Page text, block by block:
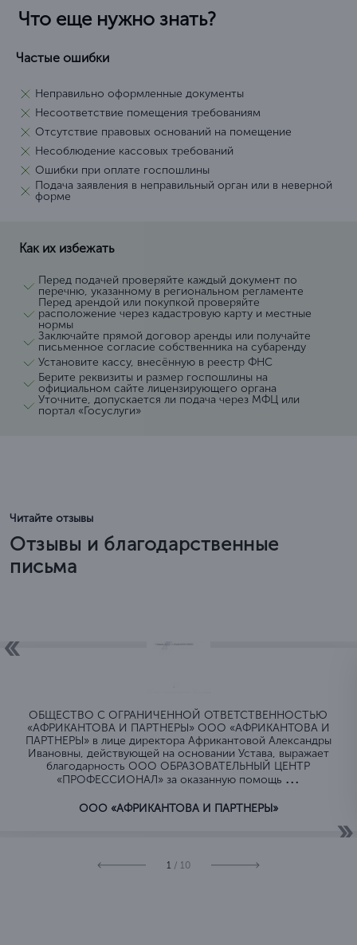
Что еще нужно знать?
Частые ошибки
Неправильно оформленные документы
Несоответствие помещения требованиям
Отсутствие правовых оснований на помещение
Несоблюдение кассовых требований
Ошибки при оплате госпошлины
Подача заявления в неправильный орган или в неверной
форме
Как их избежать
Перед подачей проверяйте каждый документ по
перечню, указанному в региональном регламенте
Перед арендой или покупкой проверяйте
расположение через кадастровую карту и местные
нормы
Заключайте прямой договор аренды или получайте
письменное согласие собственника на субаренду
Установите кассу, внесённую в реестр ФНС
Берите реквизиты и размер госпошлины на
официальном сайте лицензирующего органа
Уточните, допускается ли подача через МФЦ или
портал «Госуслуги»
Читайте отзывы
Отзывы и благодарственные
письма
ОБЩЕСТВО C ОГРАНИЧЕННОЙ ОТВЕТСТВЕННОСТЬЮ
«АФРИКАНТОВА И ПАРТНЕРЫ» ООО «АФРИКАНТОВА И
ПАРТНЕРЫ» в лице директора Африкантовой Александры
Ивановны, действующей на основании Устава, выражает
благодарность ООО ОБРАЗОВАТЕЛЬНЫЙ ЦЕНТР
«ПРОФЕССИОНАЛ» за оказанную помощь ...
ООО «АФРИКАНТОВА И ПАРТНЕРЫ»
1 / 10